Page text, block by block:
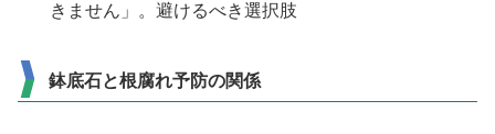
きません」。避けるべき選択肢
鉢底石と根腐れ予防の関係